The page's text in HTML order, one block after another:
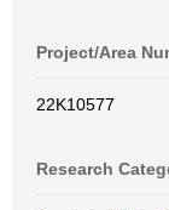
Project/Area
22K10577
Research